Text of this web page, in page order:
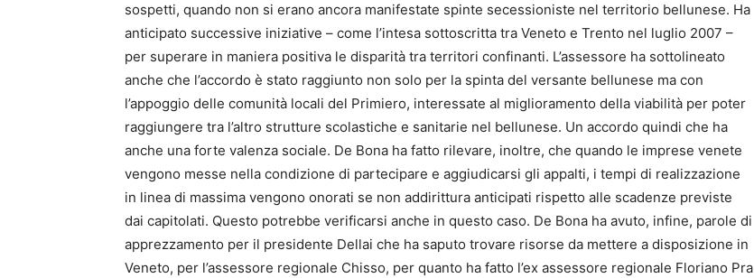
sospetti, quando non si erano ancora manifestate spinte secessioniste nel territorio bellunese. Ha
anticipato successive iniziative – come l’intesa sottoscritta tra Veneto e Trento nel luglio 2007 –
per superare in maniera positiva le disparità tra territori confinanti. L’assessore ha sottolineato
anche che l’accordo è stato raggiunto non solo per la spinta del versante bellunese ma con
l’appoggio delle comunità locali del Primiero, interessate al miglioramento della viabilità per poter
raggiungere tra l’altro strutture scolastiche e sanitarie nel bellunese. Un accordo quindi che ha
anche una forte valenza sociale. De Bona ha fatto rilevare, inoltre, che quando le imprese venete
vengono messe nella condizione di partecipare e aggiudicarsi gli appalti, i tempi di realizzazione
in linea di massima vengono onorati se non addirittura anticipati rispetto alle scadenze previste
dai capitolati. Questo potrebbe verificarsi anche in questo caso. De Bona ha avuto, infine, parole di
apprezzamento per il presidente Dellai che ha saputo trovare risorse da mettere a disposizione in
Veneto, per l’assessore regionale Chisso, per quanto ha fatto l’ex assessore regionale Floriano Pra